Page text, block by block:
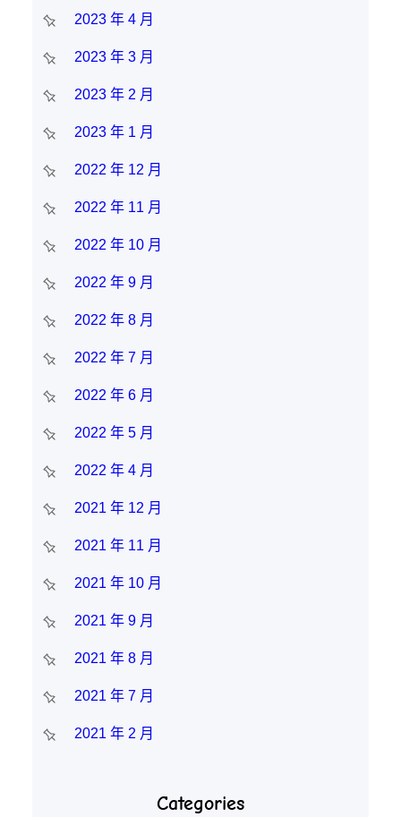
2023 年 4 月
2023 年 3 月
2023 年 2 月
2023 年 1 月
2022 年 12 月
2022 年 11 月
2022 年 10 月
2022 年 9 月
2022 年 8 月
2022 年 7 月
2022 年 6 月
2022 年 5 月
2022 年 4 月
2021 年 12 月
2021 年 11 月
2021 年 10 月
2021 年 9 月
2021 年 8 月
2021 年 7 月
2021 年 2 月
Categories